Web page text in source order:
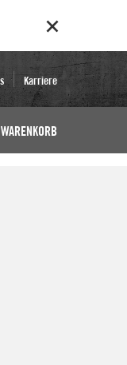
Karriere
WARENKORB